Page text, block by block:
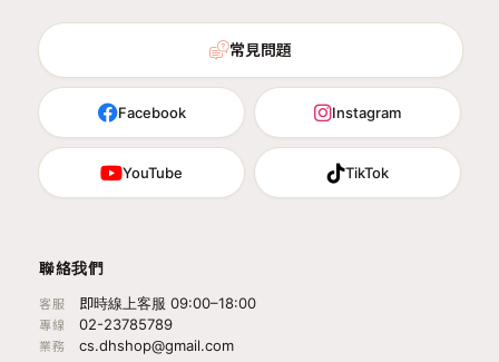
常見問題
Facebook Instagram
YouTube TikTok
聯絡我們
客服 即時線上客服 09:00–18:00
專線 02-23785789
業務 cs.dhshop@gmail.com